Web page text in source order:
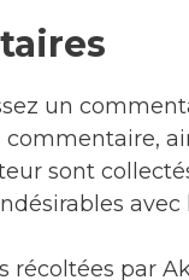
un
commentaire,
sont
avec
récoltées par